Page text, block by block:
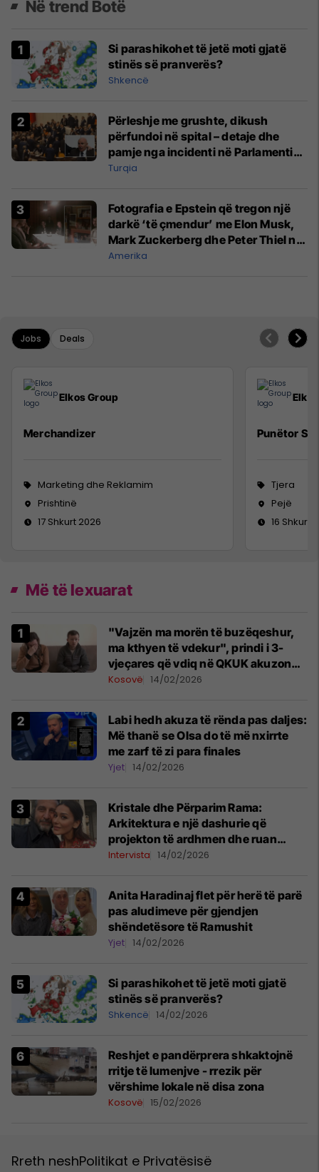
Në trend Botë
Si parashikohet të jetë moti gjatë
stinës së pranverës?
Shkencë
Përleshje me grushte, dikush
përfundoi në spital – detaje dhe
pamje nga incidenti në Parlamentin
e Turqisë
Turqia
Fotografia e Epstein që tregon një
darkë ‘të çmendur’ me Elon Musk,
Mark Zuckerberg dhe Peter Thiel në
vitin 2015
Amerika
Jobs Deals
Elkos Group
Merchandizer
Marketing dhe Reklamim
Prishtinë
17 Shkurt 2026
Punëtor
Tjera
Pejë
16 Shkurt
Më të lexuarat
"Vajzën ma morën të buzëqeshur,
ma kthyen të vdekur", prindi i 3-
vjeçares që vdiq në QKUK akuzon
mjekët
Kosovë 14/02/2026
Labi hedh akuza të rënda pas daljes:
Më thanë se Olsa do të më nxirrte
me zarf të zi para finales
Yjet 14/02/2026
Kristale dhe Përparim Rama:
Arkitektura e një dashurie që
projekton të ardhmen dhe ruan
kujtesën
Intervista 14/02/2026
Anita Haradinaj flet për herë të parë
pas aludimeve për gjendjen
shëndetësore të Ramushit
Yjet 14/02/2026
Si parashikohet të jetë moti gjatë
stinës së pranverës?
Shkencë 14/02/2026
Reshjet e pandërprera shkaktojnë
rritje të lumenjve - rrezik për
vërshime lokale në disa zona
Kosovë 15/02/2026
Rreth neshPolitikat e Privatësisë